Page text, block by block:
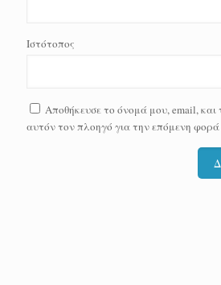
Ιστότοπος
Αποθήκευσε το όνομά μου, email, και
αυτόν τον πλοηγό για την επόμενη